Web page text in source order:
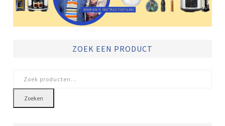
ZOEK EEN PRODUCT
naar:
Zoeken